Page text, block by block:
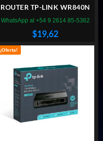
ROUTER TP-LINK WR840N
$19,62
WhatsApp al +54 9 2614 85-5362
¡Oferta!